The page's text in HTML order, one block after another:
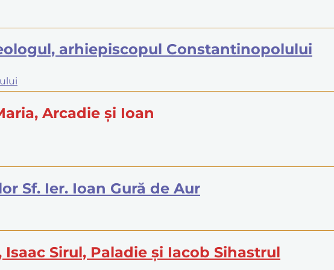
arhiepiscopul Constantinopolului
Arcadie şi Ioan
Sf. Ier. Ioan Gură de Aur
Isaac Sirul, Paladie şi Iacob Sihastrul